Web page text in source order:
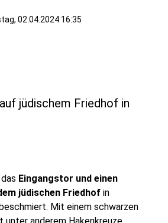
02.04.2024 16:35
jüdischem Friedhof in
Eingangstor und einen
jüdischen Friedhof in
Mit einem schwarzen